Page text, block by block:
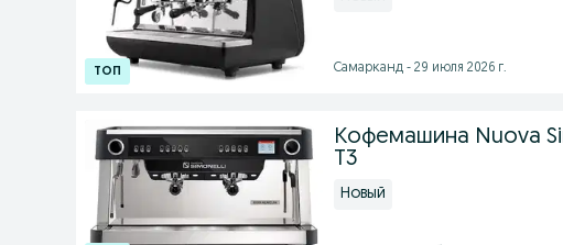
Самарканд - 29 июля 2026 г.
Кофемашина Nuova
T3
Новый